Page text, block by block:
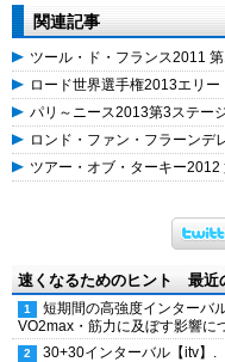
関連記事
ツール・ド・フランス2011
ロード世界選手権2013エリ
パリ～ニース2013第3ステー
ロンド・ファン・フラーンデ
ツアー・オブ・ターキー2012
速くなるためのヒント 最近
短期間の高強度インターバ
VO2max・筋力に及ぼす影響に
30+30インターバル【itv】.